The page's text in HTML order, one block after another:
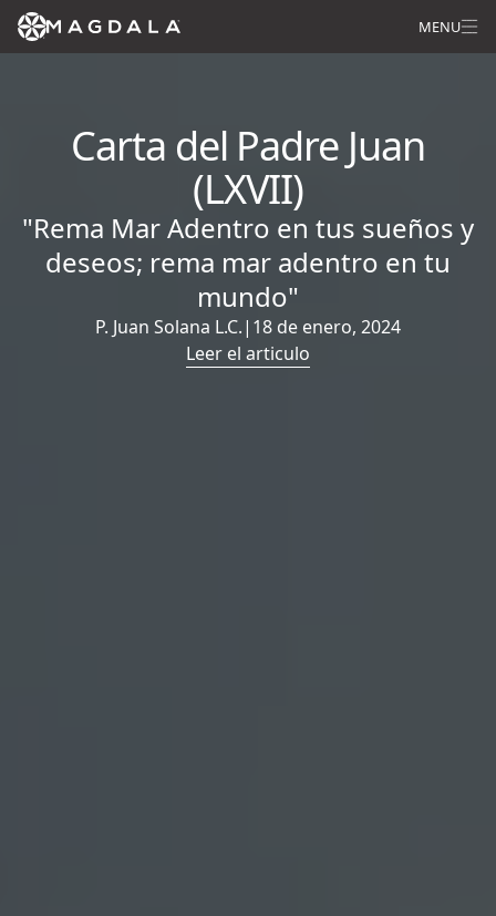
MENU
Carta del Padre Juan
(LXVII)
"Rema Mar Adentro en tus sueños y
deseos; rema mar adentro en tu
mundo"
P. Juan Solana L.C.| 18 de enero, 2024
Leer el articulo